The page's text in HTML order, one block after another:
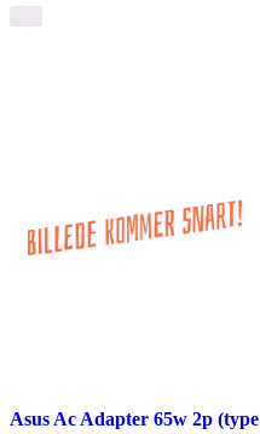
Asus Ac Adapter 65w 2p (type